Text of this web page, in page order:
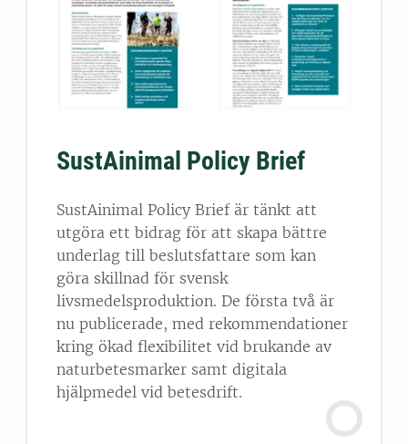
SustAinimal Policy Brief
SustAinimal Policy Brief är tänkt att
utgöra ett bidrag för att skapa bättre
underlag till beslutsfattare som kan
göra skillnad för svensk
livsmedelsproduktion. De första två är
nu publicerade, med rekommendationer
kring ökad flexibilitet vid brukande av
naturbetesmarker samt digitala
hjälpmedel vid betesdrift.